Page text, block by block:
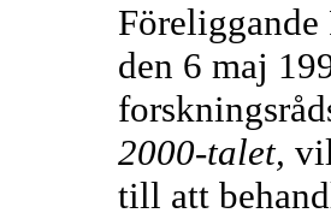
den 6 maj
2000-talet,
till att